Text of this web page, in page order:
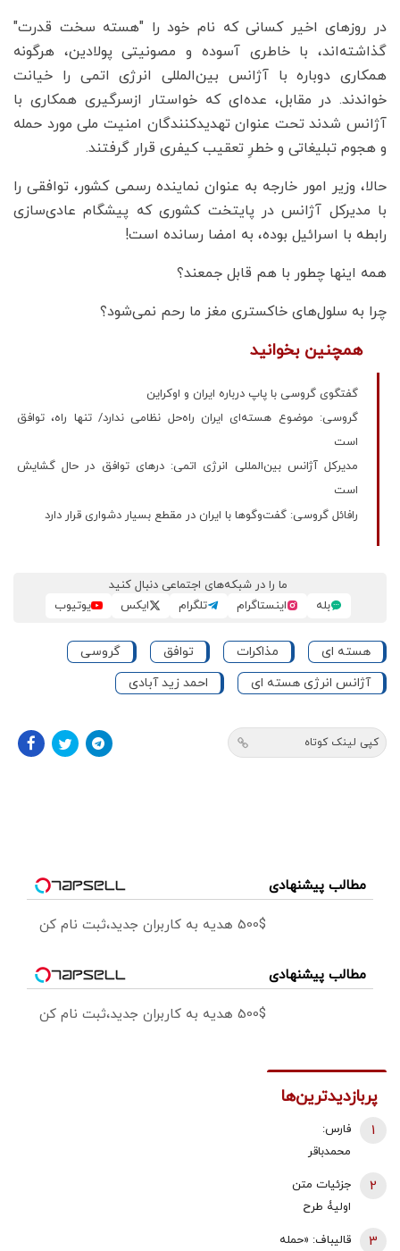
در روزهای اخیر کسانی که نام خود را "هسته سخت قدرت"
گذاشته‌اند، با خاطری آسوده و مصونیتی پولادین، هرگونه
همکاری دوباره با آژانس بین‌المللی انرژی اتمی را خیانت
خواندند. در مقابل، عده‌ای که خواستار ازسرگیری همکاری با
آژانس شدند تحت عنوان تهدیدکنندگان امنیت ملی مورد حمله
و هجوم تبلیغاتی و خطرِ تعقیب کیفری قرار گرفتند.
حالا، وزیر امور خارجه به عنوان نماینده رسمی کشور، توافقی را
با مدیرکل آژانس در پایتخت کشوری که پیشگام عادی‌سازی
رابطه با اسرائیل بوده، به امضا رسانده است!
همه اینها چطور با هم قابل جمعند؟
چرا به سلول‌های خاکستری مغز ما رحم نمی‌شود؟
همچنین بخوانید
گفتگوی گروسی با پاپ درباره ایران و اوکراین
گروسی: موضوع هسته‌ای ایران راه‌حل نظامی ندارد/ تنها راه، توافق
است
مدیرکل آژانس بین‌المللی انرژی اتمی: درهای توافق در حال گشایش
است
رافائل گروسی: گفت‌وگوها با ایران در مقطع بسیار دشواری قرار دارد
ما را در شبکه‌های اجتماعی دنبال کنید
بله
اینستاگرام تلگرام ایکس یوتیوب
هسته ای مذاکرات توافق
گروسی
آژانس انرژی هسته ای
احمد زید آبادی
کپی لینک کوتاه
مطالب پیشنهادی
500$ هدیه به کاربران جدید،ثبت نام کن
مطالب پیشنهادی
500$ هدیه به کاربران جدید،ثبت نام کن
پربازدیدترین‌ها
فارس:
محمدباقر
داد/ محسن
رضایی دبیر
شورای عالی
1
جزئیات متن
اولیۀ طرح
2
قالیباف: «حمله 3